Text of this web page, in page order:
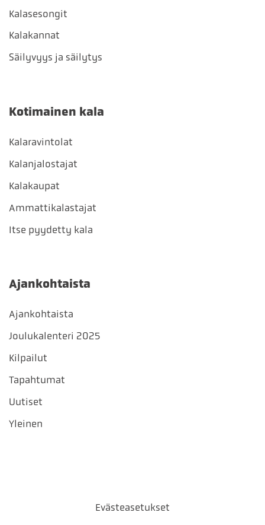
Kalasesongit
Kalakannat
Säilyvyys ja säilytys
Kotimainen kala
Kalaravintolat
Kalanjalostajat
Kalakaupat
Ammattikalastajat
Itse pyydetty kala
Ajankohtaista
Ajankohtaista
Joulukalenteri 2025
Kilpailut
Tapahtumat
Uutiset
Yleinen
Evästeasetukset